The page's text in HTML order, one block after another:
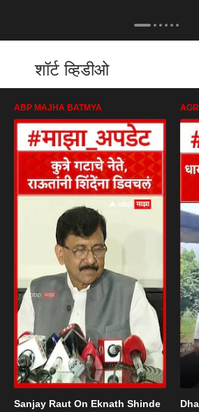
शॉर्ट व्हिडीओ
ABP MAJHA BATMYA
Sanjay Raut On Eknath Shinde